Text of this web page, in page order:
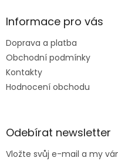
Informace pro vás
Doprava a platba
Obchodní podmínky
Kontakty
Hodnocení obchodu
Odebírat newsletter
Vložte svůj e-mail a my